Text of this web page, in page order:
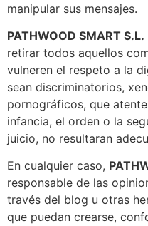
manipular sus mensajes.
PATHWOOD SMART S.L.
retirar todos aquellos
vulneren el respeto a la
sean discriminatorios,
pornográficos, que
infancia, el orden o la
juicio, no resultaran
En cualquier caso,
responsable de las
través del blog u otras
que puedan crearse,